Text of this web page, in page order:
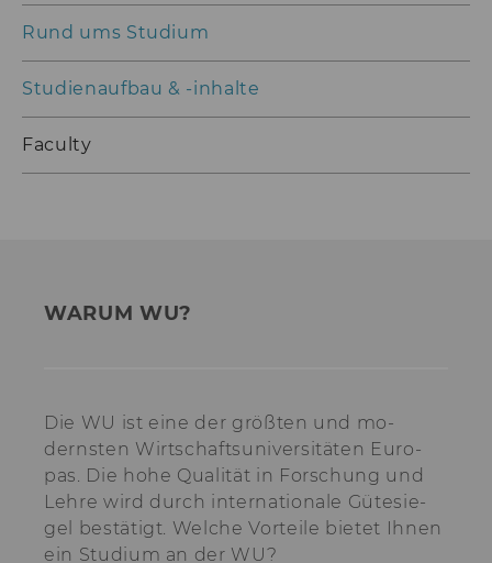
Rund ums Studium
Studienaufbau & -inhalte
Faculty
WARUM WU?
Die WU ist eine der größ­ten und mo­
derns­ten Wirt­schafts­uni­ver­si­täten Eu­ro­
pas. Die hohe Qua­li­tät in For­schung und
Lehre wird durch inter­na­tio­nale Güte­sie­
gel bestä­tigt. Wel­che Vor­tei­le bie­tet Ihnen
ein Stu­di­um an der WU?
ermittelt.
Spracheinstellung
Nutzer*in. So wird
sichergestellt,
LinkedIn.com-
vom Nutzer